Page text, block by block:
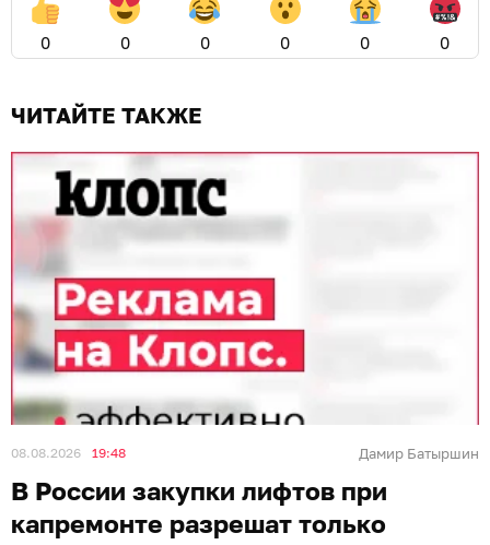
0 0 0 0 0 0
ЧИТАЙТЕ ТАКЖЕ
08.08.2026 19:48 Дамир Батыршин
В России закупки лифтов при
капремонте разрешат только